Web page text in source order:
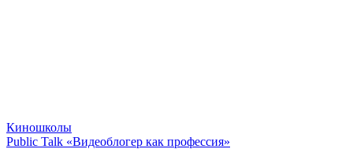
Киношколы
Public Talk «Видеоблогер как профессия»